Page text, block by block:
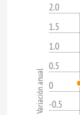
-0.5
0
0.5
1.0
1.5
2.0
Variación anual